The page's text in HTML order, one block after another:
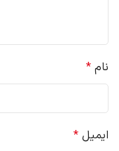
نام *
ایمیل *